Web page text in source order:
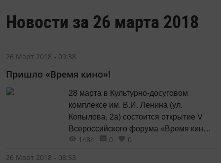
Новости за 26 марта 2018
26 Март 2018 - 09:38
Пришло «Время кино»!
28 марта в Культурно-досуговом
комплексе им. В.И. Ленина (ул.
Копылова, 2а) состоится открытие V
Всероссийского форума «Время кино»,
направленного на поддержку
1484 0
0
26 Март 2018 - 08:53